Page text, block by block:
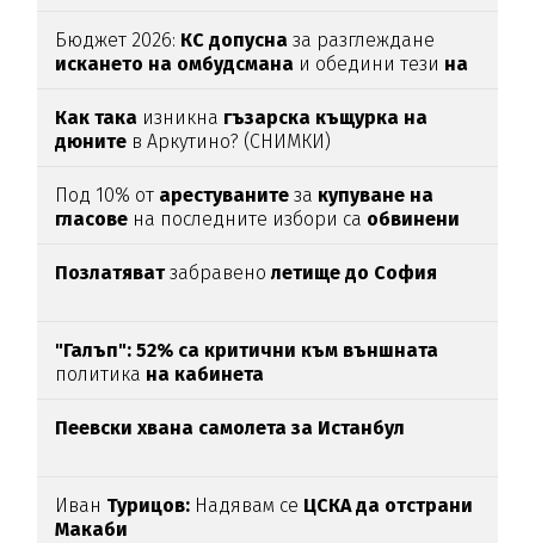
Бюджет 2026: КС допусна за разглеждане
искането на омбудсмана и обедини тези на
Как така изникна гъзарска къщурка на
дюните в Аркутино? (СНИМКИ)
Под 10% от арестуваните за купуване на
гласове на последните избори са обвинени
Позлатяватзабравенолетище до София
"Галъп": 52% са критични към външната
политика на кабинета
Пеевски хвана самолета за Истанбул
Иван Турицов: Надявам се ЦСКА да отстрани
Макаби